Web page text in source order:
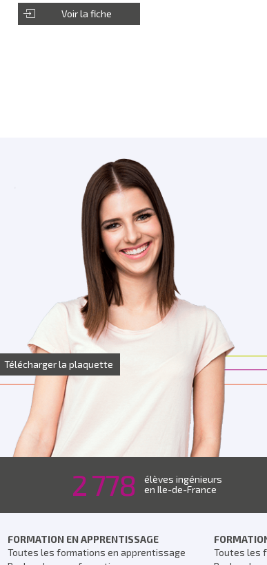
Voir la fiche
Télécharger la plaquette
2 778
élèves ingénieurs
en Ile-de-France
FORMATION EN APPRENTISSAGE
Toutes les formations en apprentissage
Toutes les